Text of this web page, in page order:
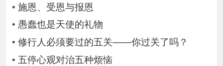
• 施恩、受恩与报恩
• 愚蠢也是天使的礼物
• 修行人必须要过的五关——你过关了吗？
• 五停心观对治五种烦恼